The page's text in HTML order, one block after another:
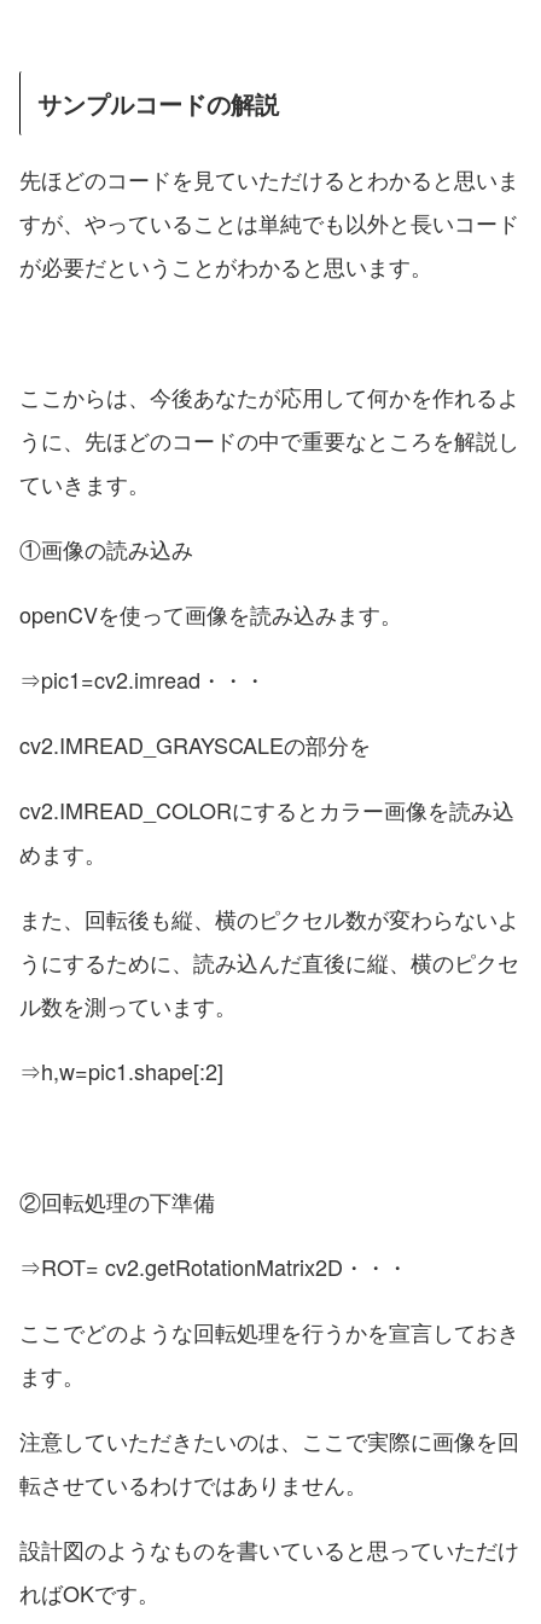
サンプルコードの解説
先ほどのコードを見ていただけるとわかると思いま
すが、やっていることは単純でも以外と長いコード
が必要だということがわかると思います。
ここからは、今後あなたが応用して何かを作れるよ
うに、先ほどのコードの中で重要なところを解説し
ていきます。
①画像の読み込み
openCVを使って画像を読み込みます。
⇒pic1=cv2.imread・・・
cv2.IMREAD_GRAYSCALEの部分を
cv2.IMREAD_COLORにするとカラー画像を読み込
めます。
また、回転後も縦、横のピクセル数が変わらないよ
うにするために、読み込んだ直後に縦、横のピクセ
ル数を測っています。
⇒h,w=pic1.shape[:2]
②回転処理の下準備
⇒ROT= cv2.getRotationMatrix2D・・・
ここでどのような回転処理を行うかを宣言しておき
ます。
注意していただきたいのは、ここで実際に画像を回
転させているわけではありません。
設計図のようなものを書いていると思っていただけ
ればOKです。